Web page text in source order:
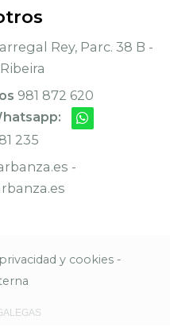
Rey, Parc. 38 B -
981 872 620
235
-
y cookies -